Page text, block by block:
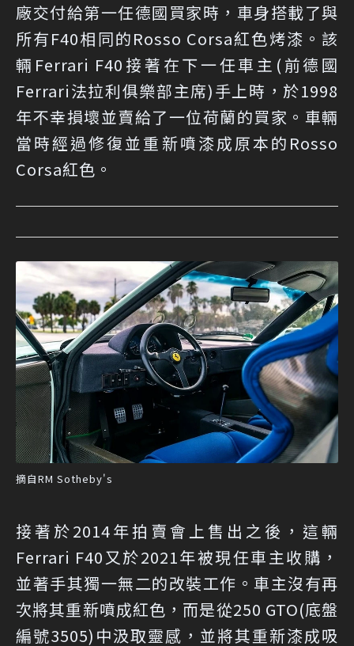
廠交付給第一任德國買家時，車身搭載了與
所有F40相同的Rosso Corsa紅色烤漆。該
輛Ferrari F40接著在下一任車主(前德國
Ferrari法拉利俱樂部主席)手上時，於1998
年不幸損壞並賣給了一位荷蘭的買家。車輛
當時經過修復並重新噴漆成原本的Rosso
Corsa紅色。
摘自RM Sotheby's
接著於2014年拍賣會上售出之後，這輛
Ferrari F40又於2021年被現任車主收購，
並著手其獨一無二的改裝工作。車主沒有再
次將其重新噴成紅色，而是從250 GTO(底盤
編號3505)中汲取靈感，並將其重新漆成吸